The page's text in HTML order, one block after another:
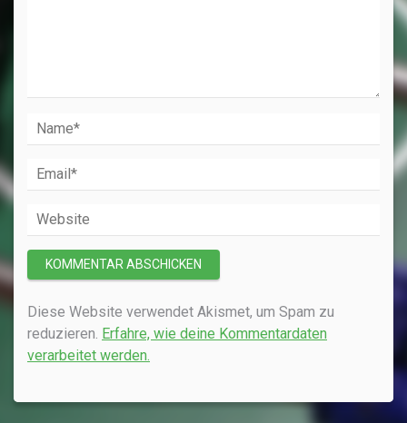
Diese Website verwendet Akismet, um Spam zu
reduzieren. Erfahre, wie deine Kommentardaten
verarbeitet werden.